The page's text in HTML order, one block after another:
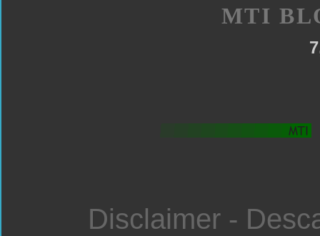
MTI
Disclaimer -